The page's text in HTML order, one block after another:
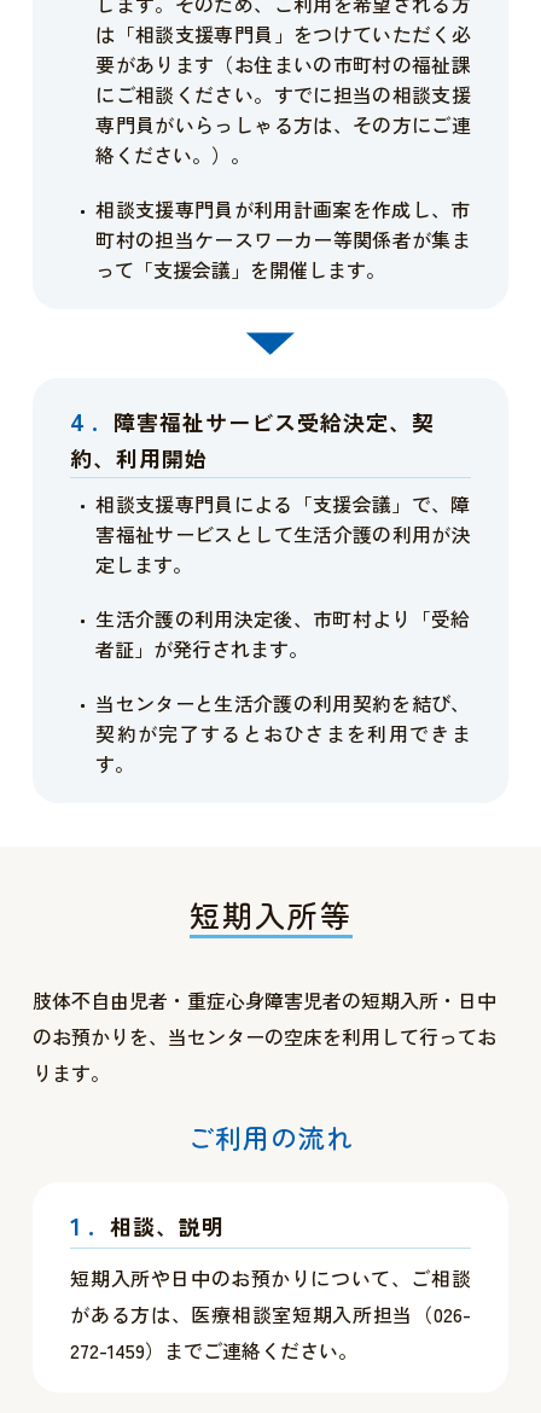
は「相談支援専門員」をつけていただく必
要があります（お住まいの市町村の福祉課
にご相談ください。すでに担当の相談支援
専門員がいらっしゃる方は、その方にご連
絡ください。）。
相談支援専門員が利用計画案を作成し、市
町村の担当ケースワーカー等関係者が集ま
って「支援会議」を開催します。
4. 障害福祉サービス受給決定、契
約、利用開始
相談支援専門員による「支援会議」で、障
害福祉サービスとして生活介護の利用が決
定します。
生活介護の利用決定後、市町村より「受給
者証」が発行されます。
当センターと生活介護の利用契約を結び、
契約が完了するとおひさまを利用できま
す。
短期入所等
肢体不自由児者・重症心身障害児者の短期入所・日中
のお預かりを、当センターの空床を利用して行ってお
ります。
ご利用の流れ
1. 相談、説明
短期入所や日中のお預かりについて、ご相談
がある方は、医療相談室短期入所担当（026-
272-1459）までご連絡ください。